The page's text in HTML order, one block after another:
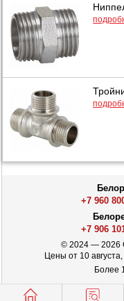
+7 960
+7 906
© 2024 — 2026
Цены от 10
Более